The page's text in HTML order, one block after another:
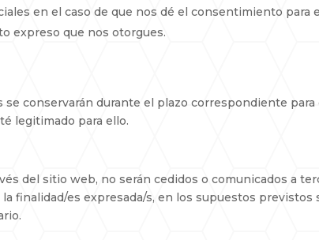
en el caso de que nos dé el consentimiento para
expreso que nos otorgues.
conservarán durante el plazo correspondiente
legitimado para ello.
del sitio web, no serán cedidos o comunicados a
finalidad/es expresada/s, en los supuestos previstos